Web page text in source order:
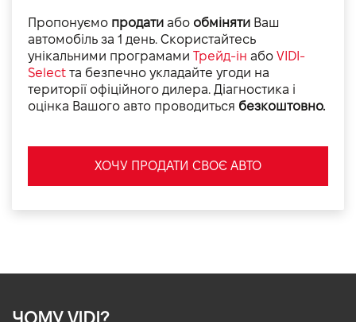
Пропонуємо продати або обміняти Ваш
автомобіль за 1 день. Скористайтесь
унікальними програмами Трейд-ін або VIDI-
Select та безпечно укладайте угоди на
території офіційного дилера. Діагностика і
оцінка Вашого авто проводиться безкоштовно.
ХОЧУ ПРОДАТИ СВОЄ АВТО
ЧОМУ VIDI?